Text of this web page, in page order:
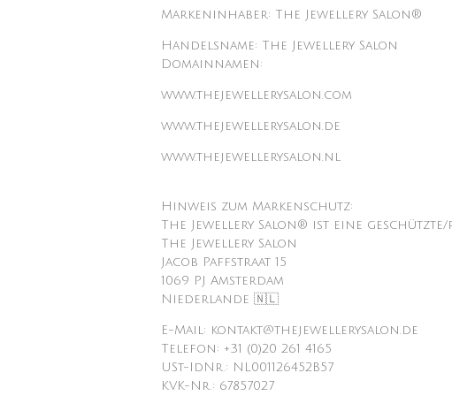
Markeninhaber: The Jewellery Salon®
Handelsname: The Jewellery Salon
Domainnamen:
www.thejewellerysalon.com
www.thejewellerysalon.de
www.thejewellerysalon.nl
Hinweis zum Markenschutz:
The Jewellery Salon® ist eine
The Jewellery Salon
Jacob Paffstraat 15
1069 PJ Amsterdam
Niederlande 🇳🇱
E-Mail: kontakt@thejewellerysalon.de
Telefon: +31 (0)20 261 4165
USt-IdNr.: NL001126452B57
KVK-Nr.: 67857027